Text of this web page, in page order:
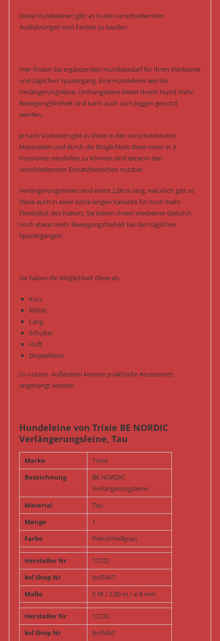
Diese Hundeleinen gibt es in den verschiedensten
Ausführungen und Farben zu kaufen.
Hier finden Sie ergänzenden Hundebedarf für Ihren Vierbeiner
und täglichen Spaziergang. Eine Hundeleine wie die
Verlängerungsleine, Umhängeleine bietet Ihrem Hund mehr
Bewegungsfreiheit und kann auch zum Joggen genutzt
werden,.
Je nach Vorlieben gibt es Diese in den verschiedensten
Materialien und durch die Möglichkeit diese meist in 3
Positionen einstellen zu können sind diese in den
verschiedensten Einsatzbereichen nutzbar.
Verlängerungsleinen sind meist 2,00 m lang, natürlich gibt es
Diese auch in einer extra langen Variante für noch mehr
Flexibilität des Halters. Sie bieten Ihrem Vierbeiner dadurch
noch etwas mehr Bewegungsfreiheit bei den täglichen
Spaziergängen.
Sie haben die Möglichkeit diese als
Kurz
Mittel
Lang
Schulter
Hüft
Doppelleine
zu nutzen. Außerdem können praktische Accessoires
angehängt werden.
Hundeleine von Trixie BE NORDIC
Verlängerungsleine, Tau
Marke
Trixie
Bezeichnung
BE NORDIC
Verlängerungsleine
Material
Tau
Menge
1
Farbe
Petrol/Hellgrau
Hersteller Nr
17222
bvl Shop Nr
bvl5457
Maße
S-M / 2,00 m / ø 8 mm
Hersteller Nr
17232
bvl Shop Nr
bvl5460